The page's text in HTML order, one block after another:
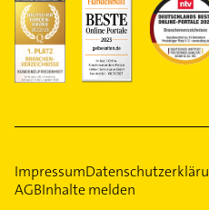
Impressum
AGBInhalte melden